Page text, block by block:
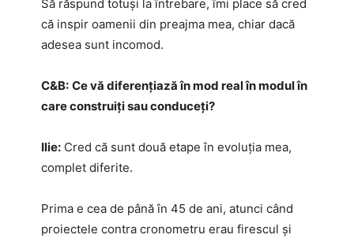
Să răspund totuși la întrebare, îmi place să cred
că inspir oamenii din preajma mea, chiar dacă
adesea sunt incomod.
C&B: Ce vă diferențiază în mod real în modul în
care construiți sau conduceți?
Ilie: Cred că sunt două etape în evoluția mea,
complet diferite.
Prima e cea de până în 45 de ani, atunci când
proiectele contra cronometru erau firescul și